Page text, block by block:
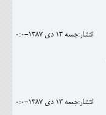
انتشار:جمعه 13 دی 1387-0:0
انتشار:جمعه 13 دی 1387-0:0